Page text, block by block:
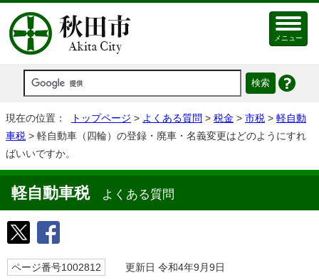
メニュー
現在の位置： トップページ > よくある質問 > 税金 > 市税 > 軽自動
車税 > 軽自動車（四輪）の登録・廃車・名義変更はどのようにすれ
ばいいですか。
軽自動車税よくある質問
ページ番号1002812 更新日 令和4年9月9日